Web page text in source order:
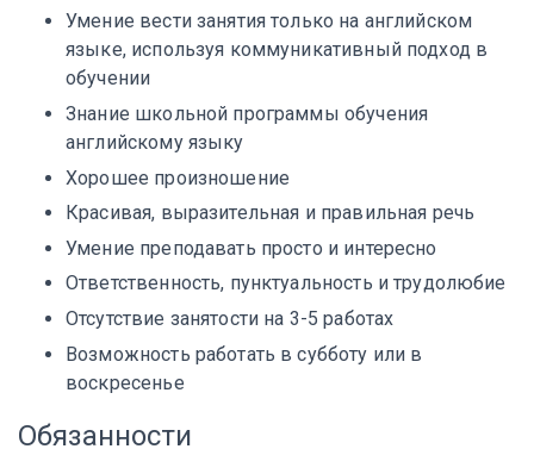
Умение вести занятия только на английском
языке, используя коммуникативный подход в
обучении
Знание школьной программы обучения
английскому языку
Хорошее произношение
Красивая, выразительная и правильная речь
Умение преподавать просто и интересно
Ответственность, пунктуальность и трудолюбие
Отсутствие занятости на 3-5 работах
Возможность работать в субботу или в
воскресенье
Обязанности